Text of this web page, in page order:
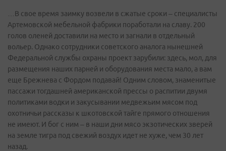
…В свое время заимку возвели в сжатые сроки – специалисты
Артемовской мебельной фабрики поработали на славу. 200
голов оленей доставили на место и загнали в отдельный
вольер. Однако сотрудники советского аналога нынешней
Федеральной службы охраны проект зарубили: здесь, мол, для
размещения наших парней и оборудования места мало, а вам
еще Брежнева с Фордом подавай! Одним словом, знаменитые
пассажи тогдашней американской прессы о распитии двумя
политиками водки и закусывании медвежьим мясом под
охотничьи рассказы к шкотовской тайге прямого отношения
не имеют. И бог с ним – в наши дни мясо экзотических зверей
на земле тигра под свежий воздух идет не хуже, чем 30 лет
назад.